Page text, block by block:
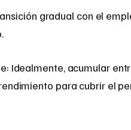
gradual con el
Idealmente, acumular
para cubrir el